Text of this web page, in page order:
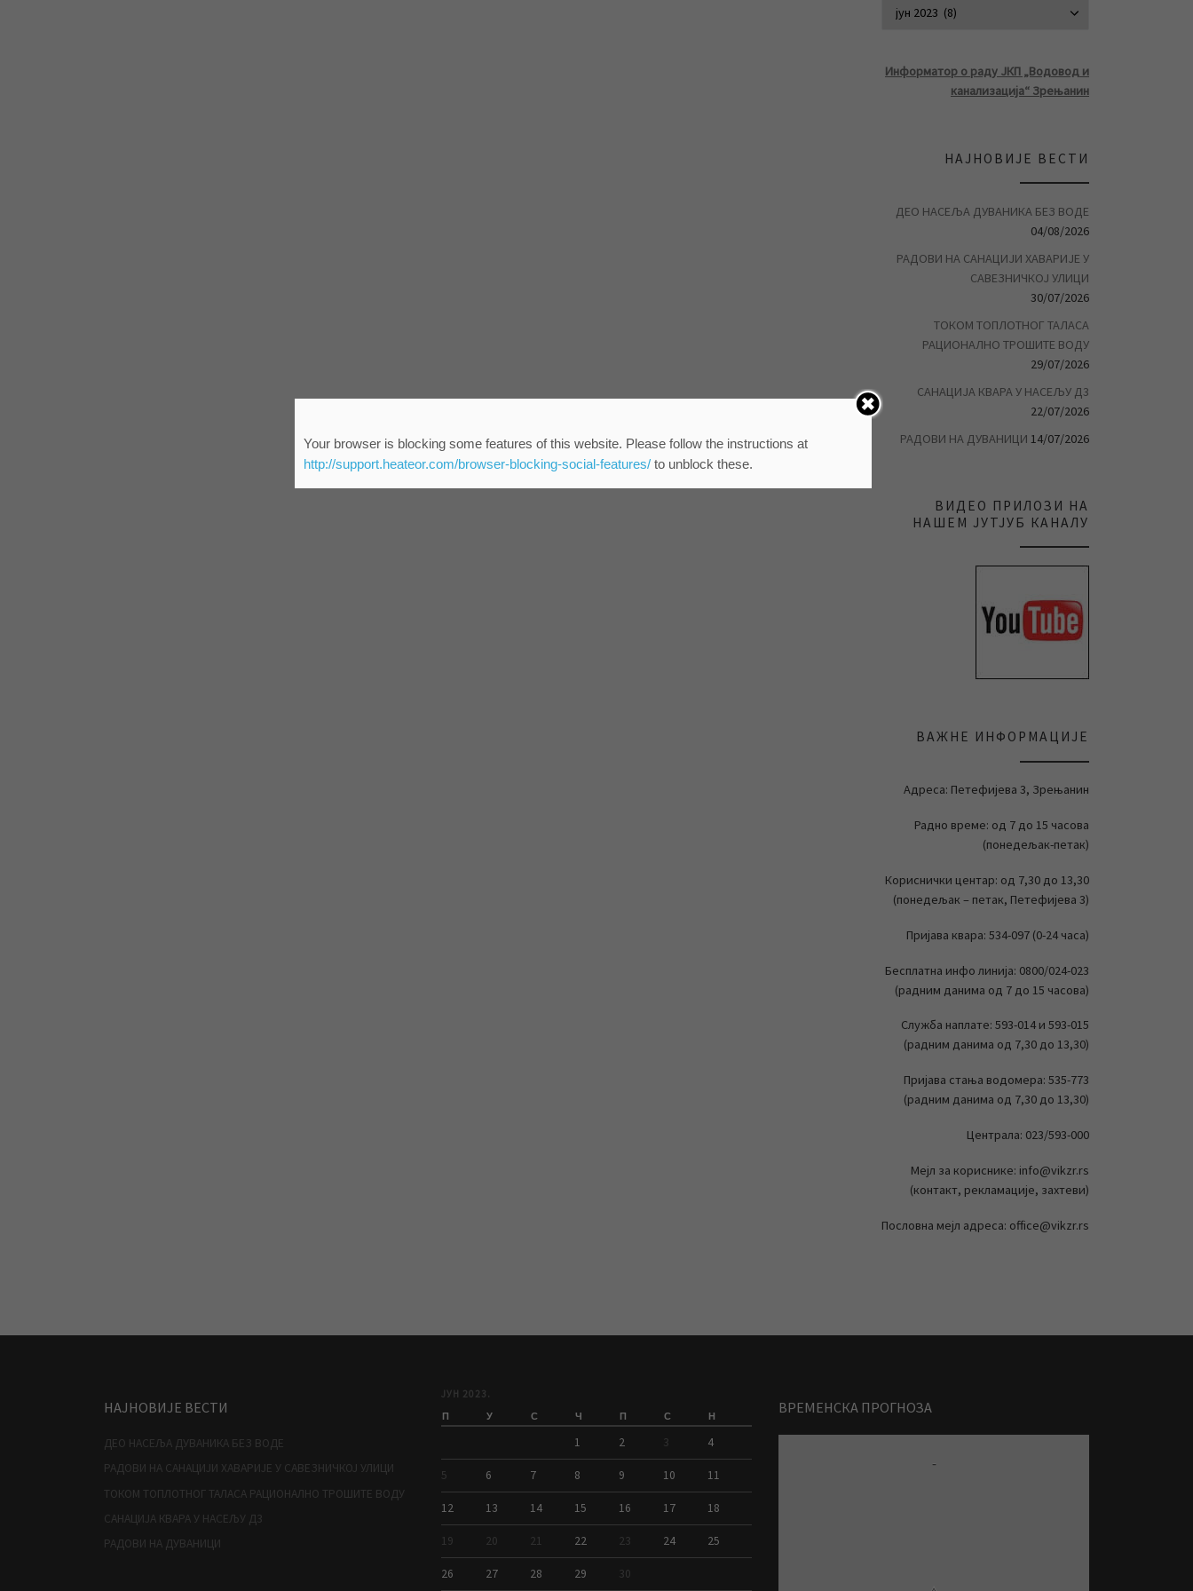
Информатор о раду ЈКП „Водовод и
канализација“ Зрењанин
НАЈНОВИЈЕ ВЕСТИ
ДЕО НАСЕЉА ДУВАНИКА БЕЗ ВОДЕ
04/08/2026
РАДОВИ НА САНАЦИЈИ ХАВАРИЈЕ У
САВЕЗНИЧКОЈ УЛИЦИ
30/07/2026
ТОКОМ ТОПЛОТНОГ ТАЛАСА
РАЦИОНАЛНО ТРОШИТЕ ВОДУ
29/07/2026
САНАЦИЈА КВАРА У НАСЕЉУ Д3
22/07/2026
РАДОВИ НА ДУВАНИЦИ 14/07/2026
ВИДЕО ПРИЛОЗИ НА
НАШЕМ ЈУТЈУБ КАНАЛУ
ВАЖНЕ ИНФОРМАЦИЈЕ
Адреса: Петефијева 3, Зрењанин
Радно време: од 7 до 15 часова
(понедељак-петак)
Кориснички центар: од 7,30 до 13,30
(понедељак – петак, Петефијева 3)
Пријава квара: 534-097 (0-24 часа)
Бесплатна инфо линија: 0800/024-023
(радним данима од 7 до 15 часова)
Служба наплате: 593-014 и 593-015
(радним данима од 7,30 до 13,30)
Пријава стања водомера: 535-773
(радним данима од 7,30 до 13,30)
Централа: 023/593-000
Мејл за кориснике: info@vikzr.rs
(контакт, рекламације, захтеви)
Пословна мејл адреса: office@vikzr.rs
НАЈНОВИЈЕ ВЕСТИ
ДЕО НАСЕЉА ДУВАНИКА БЕЗ ВОДЕ
РАДОВИ НА САНАЦИЈИ ХАВАРИЈЕ У САВЕЗНИЧКОЈ УЛИЦИ
ТОКОМ ТОПЛОТНОГ ТАЛАСА РАЦИОНАЛНО ТРОШИТЕ ВОДУ
САНАЦИЈА КВАРА У НАСЕЉУ Д3
РАДОВИ НА ДУВАНИЦИ
ЈУН 2023.
П У С Ч П С Н
1 2 3 4
5 6 7 8 9 10 11
12 13 14 15 16 17 18
19 20 21 22 23 24 25
26 27 28 29 30
ВРЕМЕНСКА ПРОГНОЗА
-
Your browser is blocking some features of this website. Please follow the instructions at
http://support.heateor.com/browser-blocking-social-features/to unblock these.